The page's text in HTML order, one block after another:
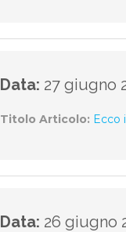
Data: 27 giugno
Titolo Articolo: Ecco
Data: 26 giugno